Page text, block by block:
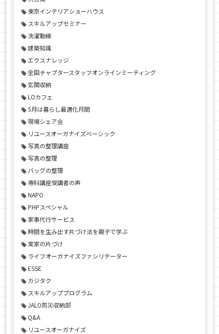
東京インテリアショーハウス
スキルアップセミナー
洗濯動線
建築知識
エクスナレッジ
全国チャプタースタッフオンラインミーティング
玄関収納
LOカフェ
5月は暮らし最適化月間
現場シェア会
リユースオーガナイズベーシック
写真の整理講座
写真の整理
バッグの整理
専科講座受講者の声
NAPO
PHPスペシャル
家事代行サービス
時間を生み出す片づけ法を親子で学ぶ
実家の片づけ
ライフオーガナイズファシリテーター
ESSE
カジタク
スキルアッププログラム
JALO防災収納部
Q&A
リユースオーガナイズ